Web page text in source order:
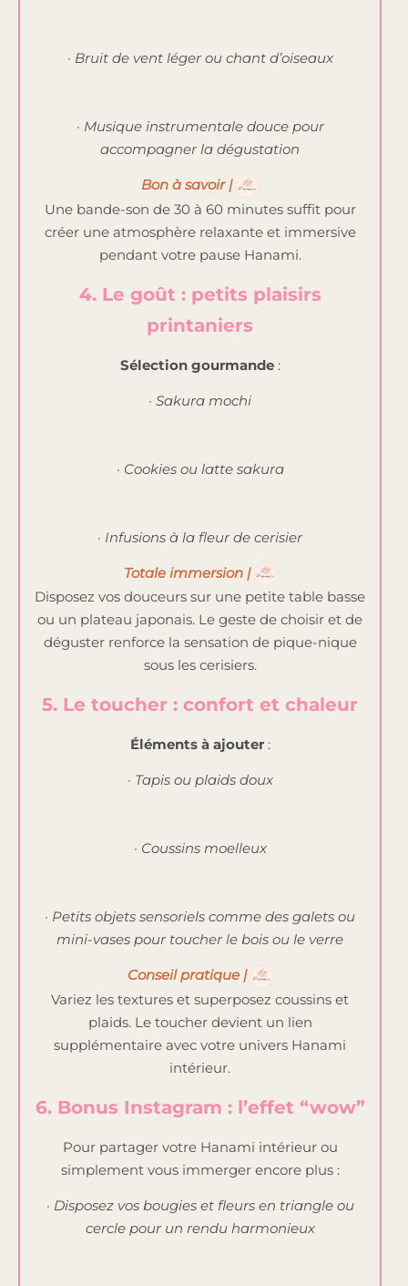
· Bruit de vent léger ou chant d’oiseaux
· Musique instrumentale douce pour
accompagner la dégustation
Bon à savoir |
Une bande-son de 30 à 60 minutes suffit pour
créer une atmosphère relaxante et immersive
pendant votre pause Hanami.
4. Le goût : petits plaisirs
printaniers
Sélection gourmande:
· Sakura mochi
· Cookies ou latte sakura
· Infusions à la fleur de cerisier
Totale immersion |
Disposez vos douceurs sur une petite table basse
ou un plateau japonais. Le geste de choisir et de
déguster renforce la sensation de pique-nique
sous les cerisiers.
5. Le toucher : confort et chaleur
Éléments à ajouter:
· Tapis ou plaids doux
· Coussins moelleux
· Petits objets sensoriels comme des galets ou
mini-vases pour toucher le bois ou le verre
Conseil pratique |
Variez les textures et superposez coussins et
plaids. Le toucher devient un lien
supplémentaire avec votre univers Hanami
intérieur.
6. Bonus Instagram : l’effet “wow”
Pour partager votre Hanami intérieur ou
simplement vous immerger encore plus :
· Disposez vos bougies et fleurs en triangle ou
cercle pour un rendu harmonieux